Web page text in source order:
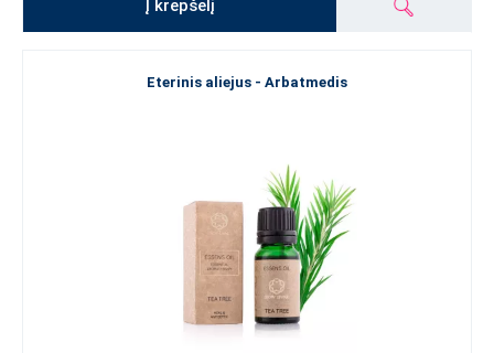
Į krepšelį
Eterinis aliejus - Arbatmedis